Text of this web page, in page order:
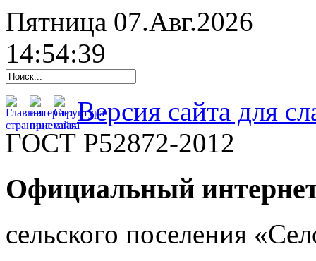
Пятница 07.Авг.2026
14:54:40
Версия сайта для
ГОСТ Р52872-2012
Официальный
cельского поселения